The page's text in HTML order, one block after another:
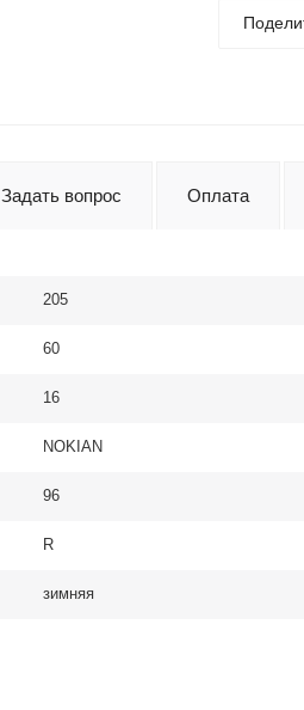
Задать вопрос Оплата
205
60
16
NOKIAN
96
R
зимняя